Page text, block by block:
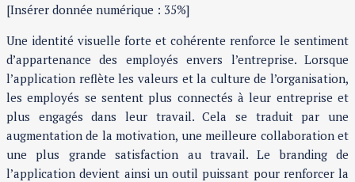
[Insérer donnée numérique : 35%]
Une identité visuelle forte et cohérente renforce le sentiment
d’appartenance des employés envers l’entreprise. Lorsque
l’application reflète les valeurs et la culture de l’organisation,
les employés se sentent plus connectés à leur entreprise et
plus engagés dans leur travail. Cela se traduit par une
augmentation de la motivation, une meilleure collaboration et
une plus grande satisfaction au travail. Le branding de
l’application devient ainsi un outil puissant pour renforcer la